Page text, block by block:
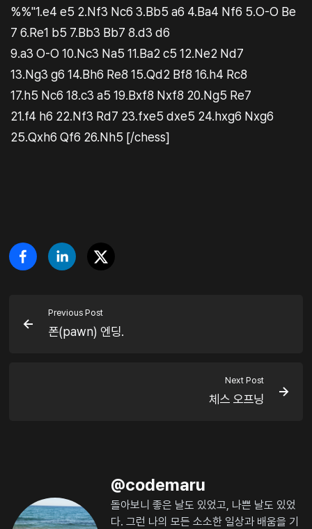
%%"1.e4 e5 2.Nf3 Nc6 3.Bb5 a6 4.Ba4 Nf6 5.O-O Be
7 6.Re1 b5 7.Bb3 Bb7 8.d3 d6
9.a3 O-O 10.Nc3 Na5 11.Ba2 c5 12.Ne2 Nd7
13.Ng3 g6 14.Bh6 Re8 15.Qd2 Bf8 16.h4 Rc8
17.h5 Nc6 18.c3 a5 19.Bxf8 Nxf8 20.Ng5 Re7
21.f4 h6 22.Nf3 Rd7 23.fxe5 dxe5 24.hxg6 Nxg6
25.Qxh6 Qf6 26.Nh5 [/chess]
Previous Post
폰(pawn) 엔딩.
Next Post
체스 오프닝
@codemaru
돌아보니 좋은 날도 있었고, 나쁜 날도 있었
다. 그런 나의 모든 소소한 일상과 배움을 기